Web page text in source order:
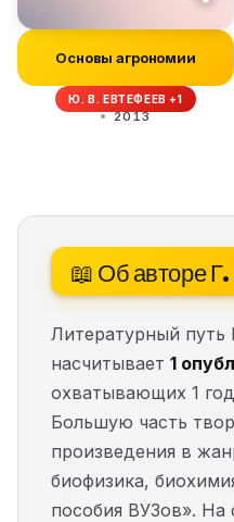
Основы агрономии
Ю. В. ЕВТЕФЕЕВ +1
2013
📖 Об авторе
Литературный путь
насчитывает 1
охватывающих 1
Большую часть
произведения в
биофизика,
пособия ВУЗов». На